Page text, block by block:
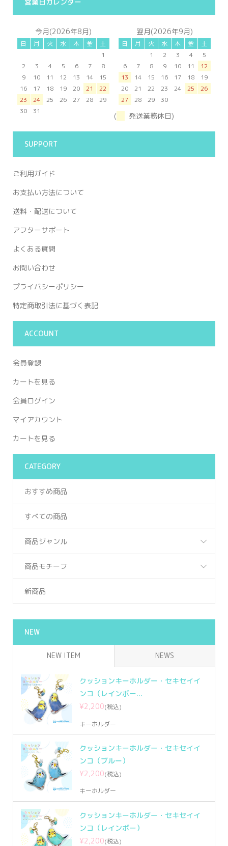
今月(2026年8月)
日 月 火 水 木 金
土
1
2
3 4 5 6 7
8
9
10 11 12 13 14
15
16
17 18 19 20 21
22
23
24 25 26 27 28
29
30
31
翌月(2026年9月)
日 月 火 水 木 金
土
1
2 3 4
5
6
7 8 9 10 11
12
13
14 15 16 17 18
19
20
21 22 23 24 25
26
27
28 29 30
( 発送業務休日)
SUPPORT
ご利用ガイド
お支払い方法について
送料・配送について
アフターサポート
よくある質問
お問い合わせ
プライバシーポリシー
特定商取引法に基づく表記
ACCOUNT
会員登録
カートを見る
会員ログイン
マイアカウント
カートを見る
CATEGORY
おすすめ商品
すべての商品
商品ジャンル
商品モチーフ
新商品
NEW
NEW ITEM NEWS
クッションキーホルダー・セキセイイ
ンコ（レインボー...
¥2,200(税込)
キーホルダー
クッションキーホルダー・セキセイイ
ンコ（ブルー）
¥2,200(税込)
キーホルダー
クッションキーホルダー・セキセイイ
ンコ（レインボー）
¥2,200(税込)